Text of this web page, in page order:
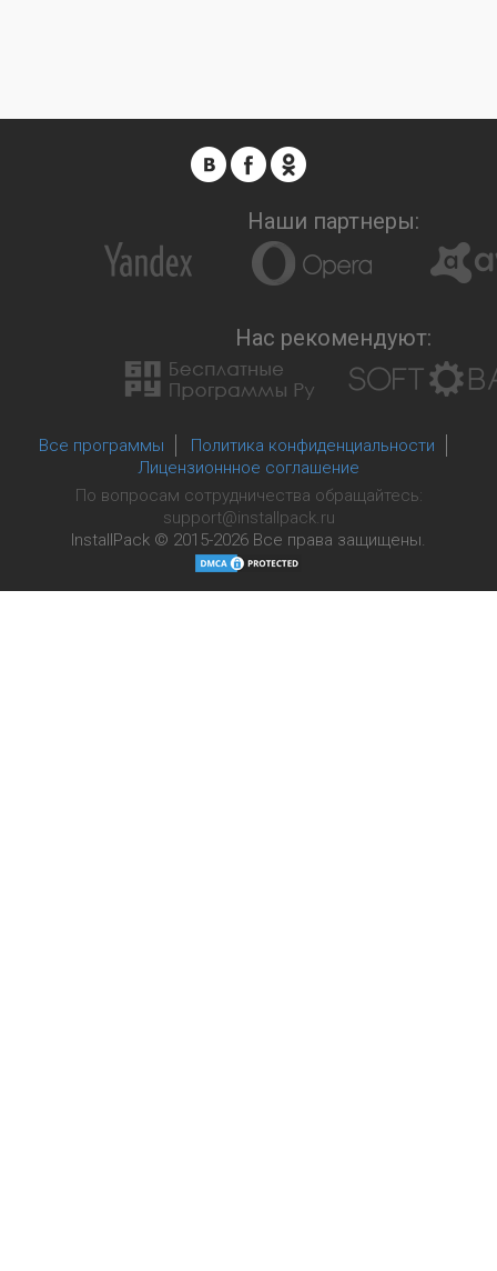
Наши партнеры:
Нас рекомендуют:
Все программы
Политика конфиденциальности
Лицензионнное соглашение
По вопросам сотрудничества обращайтесь:
support@installpack.ru
InstallPack © 2015-2026 Все права защищены.